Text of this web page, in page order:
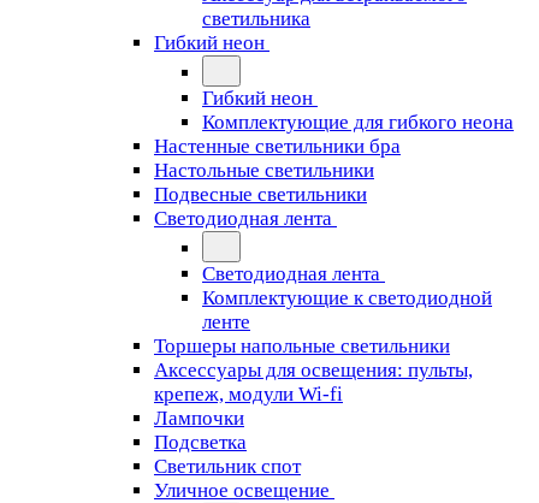
светильника
Гибкий неон
Гибкий неон
Комплектующие для гибкого неона
Настенные светильники бра
Настольные светильники
Подвесные светильники
Светодиодная лента
Светодиодная лента
Комплектующие к светодиодной
ленте
Торшеры напольные светильники
Аксессуары для освещения: пульты,
крепеж, модули Wi-fi
Лампочки
Подсветка
Светильник спот
Уличное освещение